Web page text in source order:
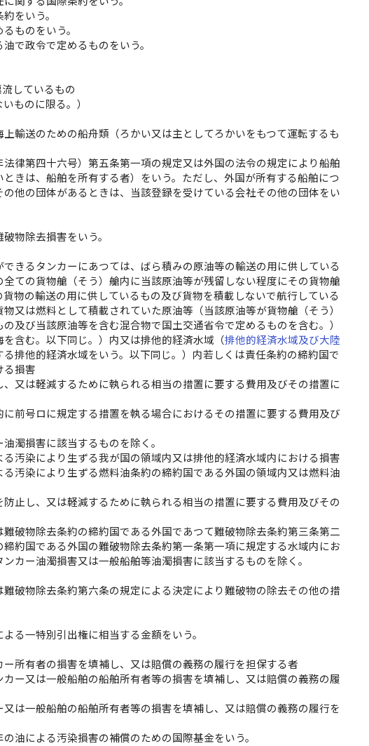
をいう。
ものをいう。
で政令で定めるものをいう。
しているもの
ものに限る。）
輸送のための船舟類（ろかい又は主としてろかいをもつて運転するも
法律第四十六号）第五条第一項の規定又は外国の法令の規定により船舶
きは、船舶を所有する者）をいう。ただし、外国が所有する船舶につ
他の団体があるときは、当該登録を受けている会社その他の団体をい
物除去損害をいう。
きるタンカーにあつては、ばら積みの原油等の輸送の用に供している
ての貨物艙（そう）艙内に当該原油等が残留しない程度にその貨物艙
物の輸送の用に供しているもの及び貨物を積載しないで航行している
又は燃料として積載されていた原油等（当該原油等が貨物艙（そう）
及び当該原油等を含む混合物で国土交通省令で定めるものを含む。）
含む。以下同じ。）内又は排他的経済水域（排他的経済水域及び大陸
排他的経済水域をいう。以下同じ。）内若しくは責任条約の締約国で
る損害
又は軽減するために執られる相当の措置に要する費用及びその措置に
前号ロに規定する措置を執る場合におけるその措置に要する費用及び
濁損害に該当するものを除く。
汚染により生ずる我が国の領域内又は排他的経済水域内における損害
汚染により生ずる燃料油条約の締約国である外国の領域内又は燃料油
止し、又は軽減するために執られる相当の措置に要する費用及びその
破物除去条約の締約国である外国であつて難破物除去条約第三条第二
約国である外国の難破物除去条約第一条第一項に規定する水域内にお
カー油濁損害又は一般船舶等油濁損害に該当するものを除く。
破物除去条約第六条の規定による決定により難破物の除去その他の措
る一特別引出権に相当する金額をいう。
所有者の損害を填補し、又は賠償の義務の履行を担保する者
ー又は一般船舶の船舶所有者等の損害を填補し、又は賠償の義務の履
は一般船舶の船舶所有者等の損害を填補し、又は賠償の義務の履行を
油による汚染損害の補償のための国際基金をいう。